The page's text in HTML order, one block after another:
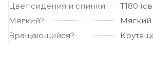
Цвет сидения и спинки
Т180
Мягкий?
Мягкий
Вращающийся?